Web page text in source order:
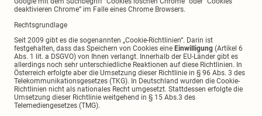
deaktivieren Chrome” im Falle eines Chrome Browsers.
Rechtsgrundlage
Seit 2009 gibt es die sogenannten „Cookie-Richtlinien“. Darin ist
festgehalten, dass das Speichern von Cookies eine Einwilligung (Artikel 6
Abs. 1 lit. a DSGVO) von Ihnen verlangt. Innerhalb der EU-Länder gibt es
allerdings noch sehr unterschiedliche Reaktionen auf diese Richtlinien. In
Österreich erfolgte aber die Umsetzung dieser Richtlinie in § 96 Abs. 3 des
Telekommunikationsgesetzes (TKG). In Deutschland wurden die Cookie-
Richtlinien nicht als nationales Recht umgesetzt. Stattdessen erfolgte die
Umsetzung dieser Richtlinie weitgehend in § 15 Abs.3 des
Telemediengesetzes (TMG).